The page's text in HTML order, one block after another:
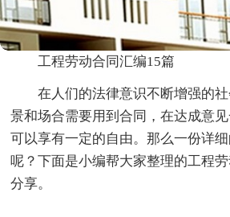
工程劳动合同汇编15篇
在人们的法律意识不断增强的
景和场合需要用到合同，在达成意
可以享有一定的自由。那么一份详
呢？下面是小编帮大家整理的工程
分享。